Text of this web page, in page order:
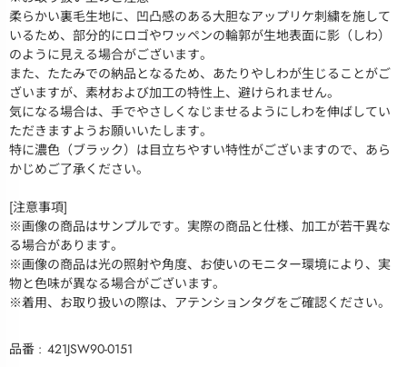
柔らかい裏毛生地に、凹凸感のある大胆なアップリケ刺繍を施して
いるため、部分的にロゴやワッペンの輪郭が生地表面に影（しわ）
のように見える場合がございます。
また、たたみでの納品となるため、あたりやしわが生じることがご
ざいますが、素材および加工の特性上、避けられません。
気になる場合は、手でやさしくなじませるようにしわを伸ばしてい
ただきますようお願いいたします。
特に濃色（ブラック）は目立ちやすい特性がございますので、あら
かじめご了承ください。
[注意事項]
※画像の商品はサンプルです。実際の商品と仕様、加工が若干異な
る場合があります。
※画像の商品は光の照射や角度、お使いのモニター環境により、実
物と色味が異なる場合がございます。
※着用、お取り扱いの際は、アテンションタグをご確認ください。
品番
421JSW90-0151